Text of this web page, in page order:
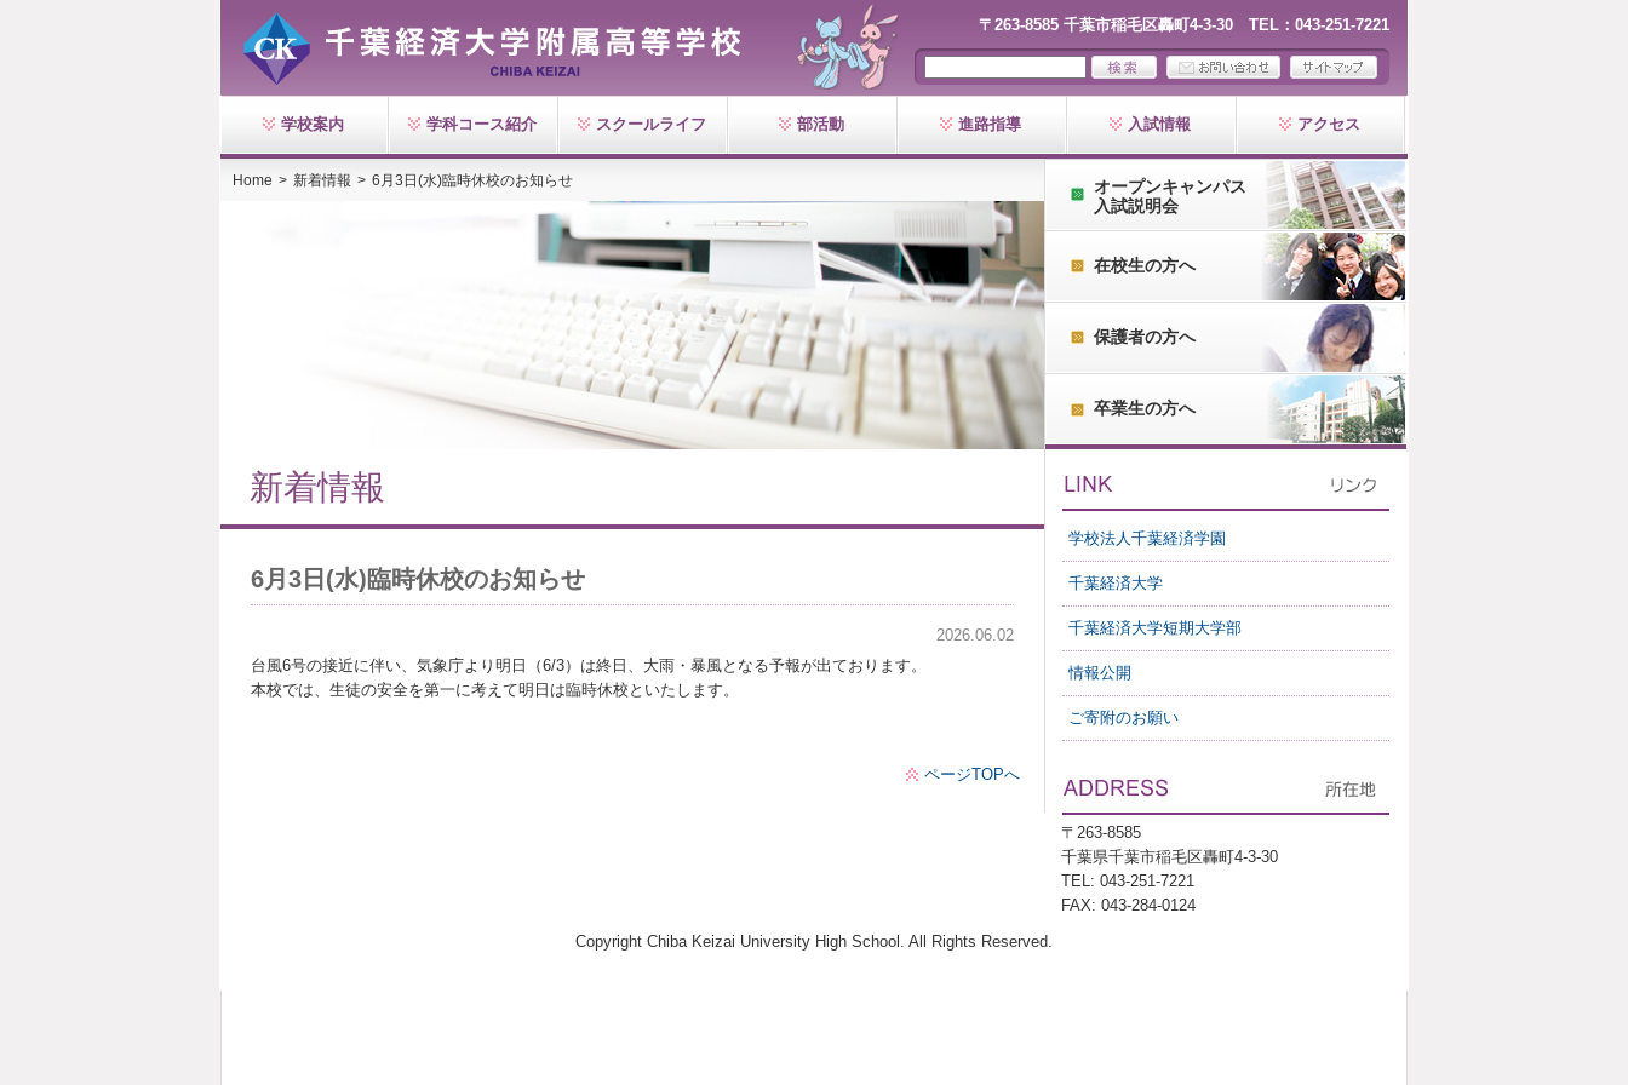
〒263-8585 千葉市稲毛区轟町4-3-30 TEL：043-251-7221
学校案内 学科コース紹介 スクールライフ 部活動 進路指導 入試情報 アクセス
Home > 新着情報 > 6月3日(水)臨時休校のお知らせ
オープンキャンパス
入試説明会
在校生の方へ
保護者の方へ
卒業生の方へ
新着情報
6月3日(水)臨時休校のお知らせ
2026.06.02
台風6号の接近に伴い、気象庁より明日（6/3）は終日、大雨・暴風となる予報が出ております。
本校では、生徒の安全を第一に考えて明日は臨時休校といたします。
ページTOPへ
学校法人千葉経済学園
千葉経済大学
千葉経済大学短期大学部
情報公開
ご寄附のお願い
〒263-8585
千葉県千葉市稲毛区轟町4-3-30
TEL: 043-251-7221
FAX: 043-284-0124
Copyright Chiba Keizai University High School. All Rights Reserved.